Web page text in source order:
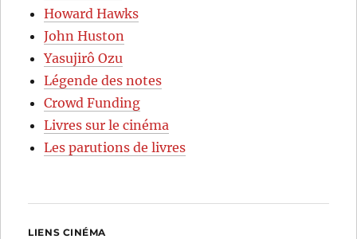
Howard Hawks
John Huston
Yasujirô Ozu
Légende des notes
Crowd Funding
Livres sur le cinéma
Les parutions de livres
LIENS CINÉMA